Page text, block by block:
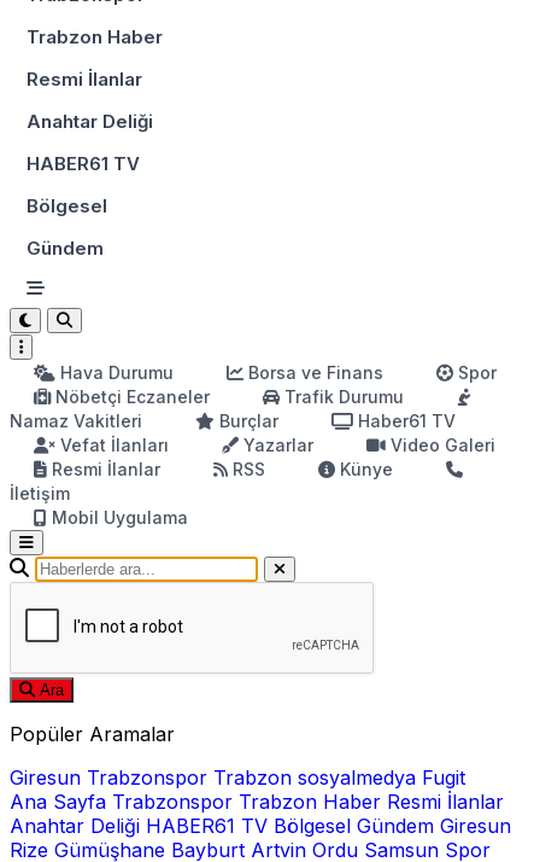
Trabzon Haber
Resmi İlanlar
Anahtar Deliği
HABER61 TV
Bölgesel
Gündem
Hava Durumu Borsa ve Finans
Spor
Nöbetçi Eczaneler
Trafik Durumu
Namaz Vakitleri
Burçlar
Haber61 TV
Vefat İlanları
Yazarlar
Video Galeri
Resmi İlanlar
RSS
Künye
İletişim
Mobil Uygulama
Ara
Popüler Aramalar
Giresun Trabzonspor Trabzon sosyalmedya Fugit
Ana Sayfa Trabzonspor Trabzon Haber Resmi İlanlar
Anahtar Deliği HABER61 TV Bölgesel Gündem Giresun
Rize Gümüşhane Bayburt Artvin Ordu Samsun Spor